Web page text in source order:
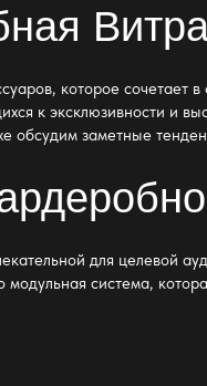
которое сочетает
к эксклюзивности и
обсудим заметные
для целевой
система,